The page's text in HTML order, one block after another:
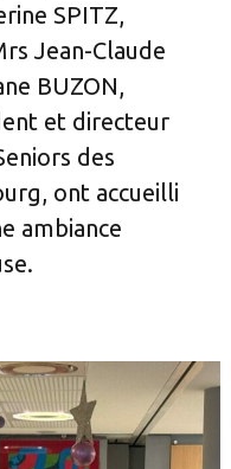
SPITZ,
Jean-Claude
BUZON,
et directeur
des
ont accueilli
ambiance